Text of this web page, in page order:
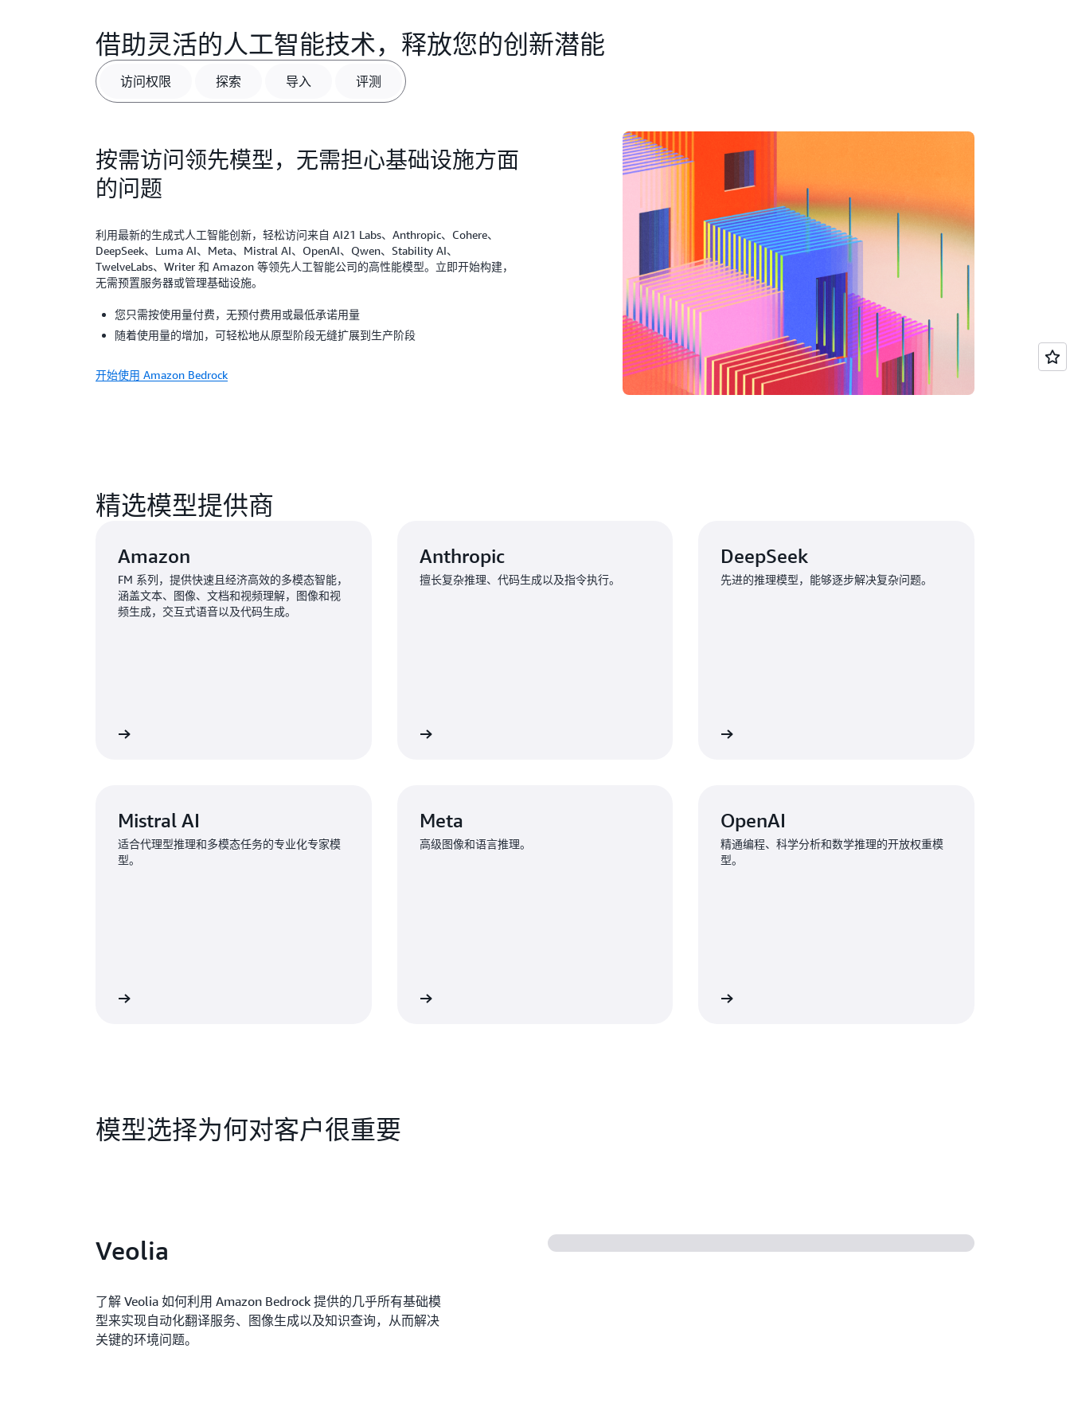
借助灵活的人工智能技术，释放您的创新潜能
访问权限 探索 导入 评测
按需访问领先模型，无需担心基础设施方面
的问题
利用最新的生成式人工智能创新，轻松访问来自 AI21 Labs、Anthropic、Cohere、
DeepSeek、Luma AI、Meta、Mistral AI、OpenAI、Qwen、Stability AI、
TwelveLabs、Writer 和 Amazon 等领先人工智能公司的高性能模型。立即开始构建，
无需预置服务器或管理基础设施。
您只需按使用量付费，无预付费用或最低承诺用量
随着使用量的增加，可轻松地从原型阶段无缝扩展到生产阶段
开始使用 Amazon Bedrock
精选模型提供商
Amazon
FM 系列，提供快速且经济高效的多模态智能，
涵盖文本、图像、文档和视频理解，图像和视
频生成，交互式语音以及代码生成。
Anthropic
擅长复杂推理、代码生成以及指令执行。
DeepSeek
先进的推理模型，能够逐步解决复杂问题。
Mistral AI
适合代理型推理和多模态任务的专业化专家模
型。
Meta
高级图像和语言推理。
OpenAI
精通编程、科学分析和数学推理的开放权重模
型。
模型选择为何对客户很重要
Veolia
了解 Veolia 如何利用 Amazon Bedrock 提供的几乎所有基础模
型来实现自动化翻译服务、图像生成以及知识查询，从而解决
关键的环境问题。